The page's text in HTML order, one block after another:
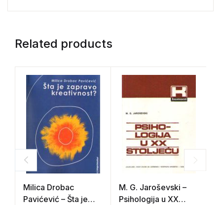
Related products
Milica Drobac
Pavićević – Šta je
M. G. Jaroševski –
Psihologija u XX